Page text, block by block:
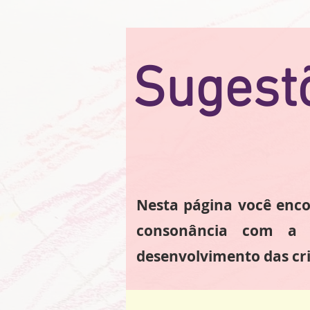
Nesta página você
consonância com
desenvolvimento das